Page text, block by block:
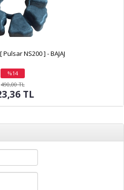
NS200 ] - BAJAJ
%14
indirim
490,00 TL
TL